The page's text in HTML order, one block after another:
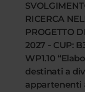
RICERCA
PROGETTO
2027 - CUP:
WP1.10
destinati a
appartenenti